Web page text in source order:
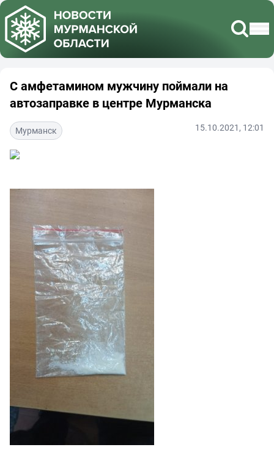
С амфетамином мужчину поймали на
автозаправке в центре Мурманска
Мурманск 15.10.2021, 12:01